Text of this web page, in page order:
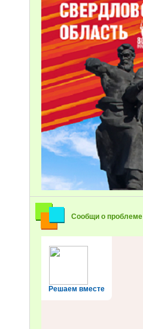
Сообщи о проблеме
Решаем вместе